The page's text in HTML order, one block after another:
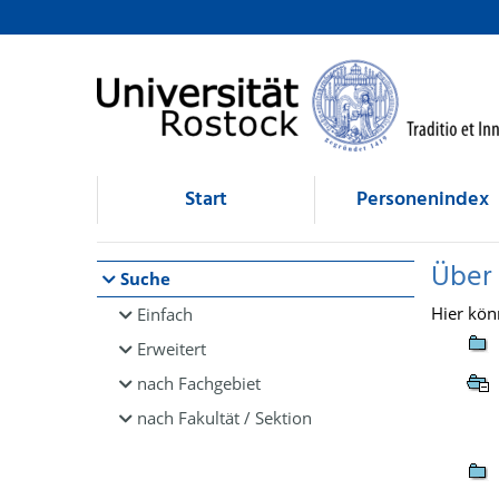
Browsen
direkt zum Inhalt
Start Personenindex
Suche
Einfach
Erweitert
nach Fachgebiet
nach Fakultät / Sektion
Hier